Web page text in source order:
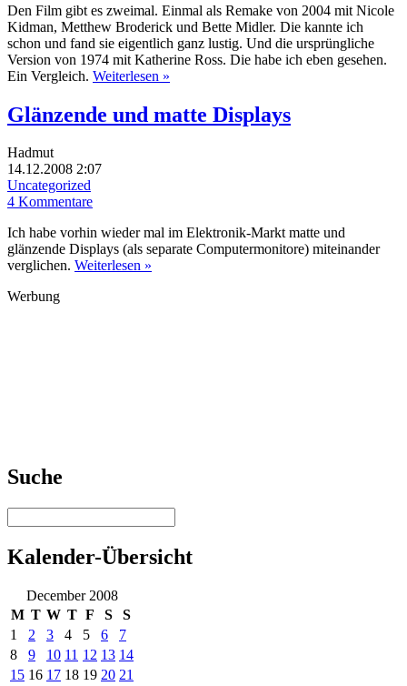
Den Film gibt es zweimal. Einmal als Remake von 2004 mit Nicole
Kidman, Metthew Broderick und Bette Midler. Die kannte ich
schon und fand sie eigentlich ganz lustig. Und die ursprüngliche
Version von 1974 mit Katherine Ross. Die habe ich eben gesehen.
Ein Vergleich. Weiterlesen »
Glänzende und matte Displays
Hadmut
14.12.2008 2:07
Uncategorized
4 Kommentare
Ich habe vorhin wieder mal im Elektronik-Markt matte und
glänzende Displays (als separate Computermonitore) miteinander
verglichen. Weiterlesen »
Werbung
Suche
Kalender-Übersicht
December 2008
M T W T F S
S
1
2 3 4 5 6
7
8
9 10 11 12 13 14
15 16 17 18 19 20 21